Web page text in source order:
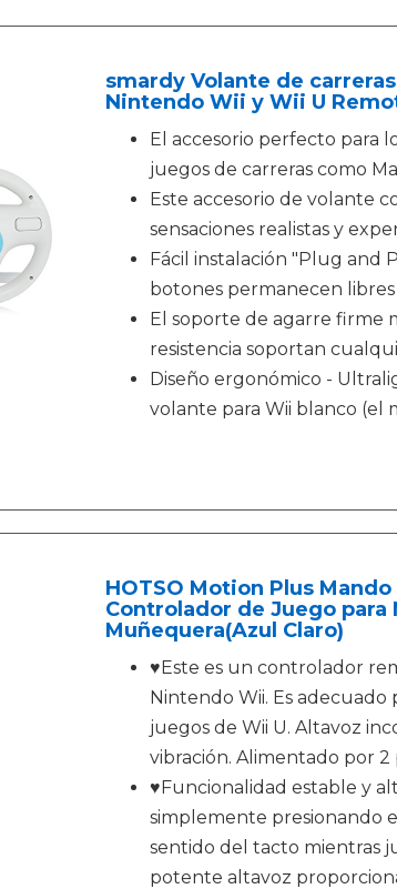
smardy Volante de
Nintendo Wii y Wii U
El accesorio perfecto para
juegos de carreras como
Este accesorio de volante
sensaciones realistas y
Fácil instalación "Plug and
botones permanecen
El soporte de agarre firme
resistencia soportan
Diseño ergonómico -
volante para Wii blanco (el
HOTSO Motion Plus
Controlador de Juego
Muñequera(Azul Claro)
♥Este es un controlador
Nintendo Wii. Es
juegos de Wii U. Altavoz
vibración. Alimentado por 2
♥Funcionalidad estable y
simplemente presionando
sentido del tacto mientras
potente altavoz